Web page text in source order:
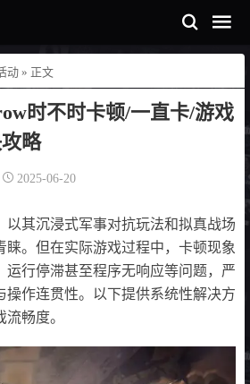
动 » 正文
时不时卡顿/一直卡/游戏
略
2025-06-20
以其沉浸式军事对抗玩法和拟真战场
睐。但在实际游戏过程中，卡顿现象
运行停滞甚至程序无响应等问题，严
操作连贯性。以下提供系统性解决方
畅度。